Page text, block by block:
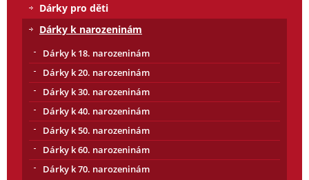
Dárky pro děti
Dárky k narozeninám
Dárky k 18. narozeninám
Dárky k 20. narozeninám
Dárky k 30. narozeninám
Dárky k 40. narozeninám
Dárky k 50. narozeninám
Dárky k 60. narozeninám
Dárky k 70. narozeninám